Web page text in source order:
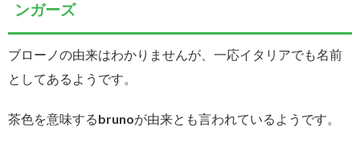
ンガーズ
ブローノの由来はわかりませんが、一応イタリアでも名前
としてあるようです。
茶色を意味するbrunoが由来とも言われているようです。